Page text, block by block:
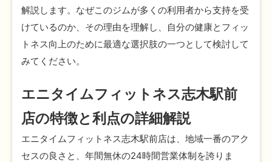
解説します。なぜこのジムが多くの利用者から支持を受
けているのか、その理由を理解し、自分の健康とフィッ
トネス向上のために最適な選択肢の一つとして検討して
みてください。
エニタイムフィットネス志木駅前
店の特徴と利点の詳細解説
エニタイムフィットネス志木駅前店は、地域一番のアク
セスの良さと、年間無休の24時間営業体制を誇りま